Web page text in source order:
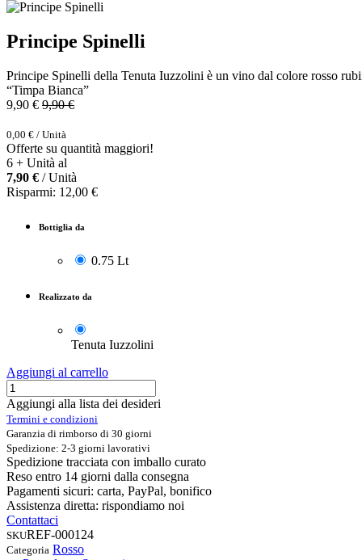
Principe Spinelli
Principe Spinelli della Tenuta Iuzzolini è un vino dal colore rosso
“Timpa Bianca”
9,90 € 9,90€
0,00 € / Unità
Offerte su quantità maggiori!
6 + Unità al
7,90 € / Unità
Risparmi: 12,00 €
Bottiglia da
0.75 Lt
Realizzato da
Tenuta Iuzzolini
Aggiungi al carrello
Aggiungi alla lista dei desideri
Termini e condizioni
Garanzia di rimborso di 30 giorni
Spedizione: 2-3 giorni lavorativi
Spedizione tracciata con imballo curato
Reso entro 14 giorni dalla consegna
Pagamenti sicuri: carta, PayPal, bonifico
Assistenza diretta: rispondiamo noi
Contattaci
SKUREF-000124
Categoria Rosso